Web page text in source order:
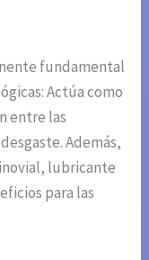
fundamental
Actúa como
entre las
Además,
lubricante
para las